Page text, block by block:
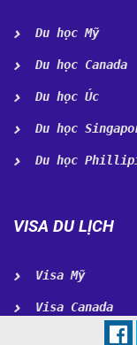
Du học Mỹ
Du học Canada
Du học Úc
Du học
Du học
VISA DU LỊCH
Visa Mỹ
Visa Canada